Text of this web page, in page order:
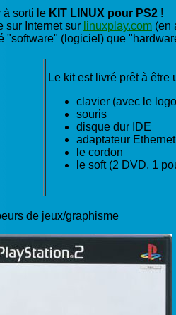
à sorti le KIT LINUX pour PS2 !
sur Internet sur linuxplay.com (en
"software" (logiciel) que
Le kit est livré prêt à être
clavier (avec le
souris
disque dur IDE
adaptateur Ethernet
le cordon
le soft (2 DVD, 1
de jeux/graphisme